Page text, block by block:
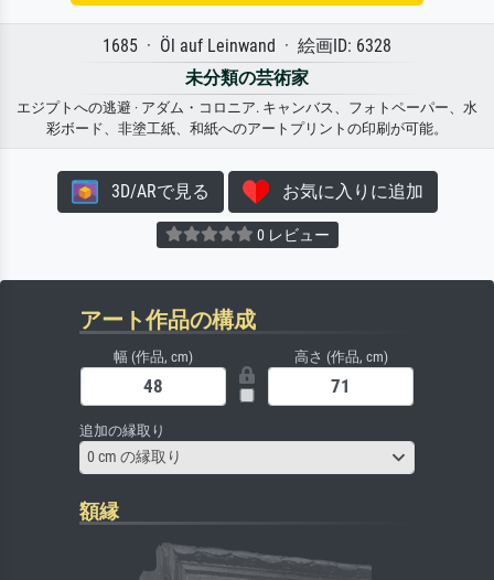
1685 · Öl auf Leinwand · 絵画ID: 6328
未分類の芸術家
エジプトへの逃避 · アダム・コロニア. キャンバス、フォトペーパー、水
彩ボード、非塗工紙、和紙へのアートプリントの印刷が可能。
3D/ARで見る お気に入りに追加
0 レビュー
アート作品の構成
幅 (作品, cm) 高さ (作品, cm)
追加の縁取り
0 cm の縁取り
額縁